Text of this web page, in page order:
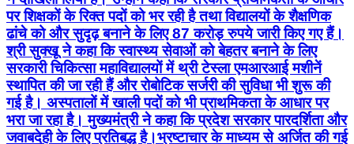
पर शिक्षकों के रिक्त पदों को भर रही है तथा विद्यालयों के शैक्षणिक
ढांचे को और सुदृढ़ बनाने के लिए 87 करोड़ रुपये जारी किए गए हैं।
श्री सुक्खू ने कहा कि स्वास्थ्य सेवाओं को बेहतर बनाने के लिए
सरकारी चिकित्सा महाविद्यालयों में थ्री टेस्ला एमआरआई मशीनें
स्थापित की जा रही हैं और रोबोटिक सर्जरी की सुविधा भी शुरू की
गई है। अस्पतालों में खाली पदों को भी प्राथमिकता के आधार पर
भरा जा रहा है। मुख्यमंत्री ने कहा कि प्रदेश सरकार पारदर्शिता और
जवाबदेही के लिए प्रतिबद्ध है।भ्रष्टाचार के माध्यम से अर्जित की गई